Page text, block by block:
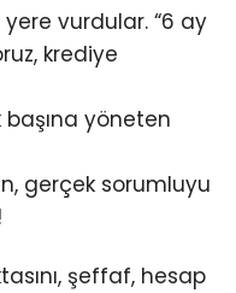
vurdular. “6 ay
krediye
başına yöneten
gerçek sorumluyu
şeffaf, hesap